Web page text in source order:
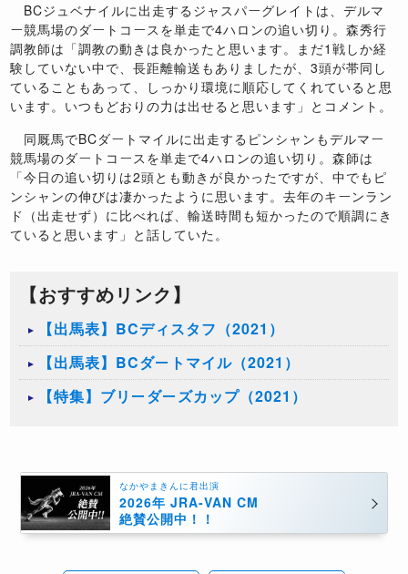
BCジュベナイルに出走するジャスパーグレイトは、デルマ
ー競馬場のダートコースを単走で4ハロンの追い切り。森秀行
調教師は「調教の動きは良かったと思います。まだ1戦しか経
験していない中で、長距離輸送もありましたが、3頭が帯同し
ていることもあって、しっかり環境に順応してくれていると思
います。いつもどおりの力は出せると思います」とコメント。
同厩馬でBCダートマイルに出走するピンシャンもデルマー
競馬場のダートコースを単走で4ハロンの追い切り。森師は
「今日の追い切りは2頭とも動きが良かったですが、中でもピ
ンシャンの伸びは凄かったように思います。去年のキーンラン
ド（出走せず）に比べれば、輸送時間も短かったので順調にき
ていると思います」と話していた。
【おすすめリンク】
【出馬表】BCディスタフ（2021）
【出馬表】BCダートマイル（2021）
【特集】ブリーダーズカップ（2021）
なかやまきんに君出演
2026年 JRA-VAN CM
絶賛公開中！！